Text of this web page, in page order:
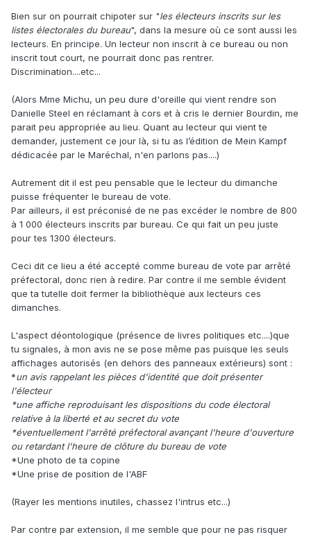
Bien sur on pourrait chipoter sur "les électeurs inscrits sur les
listes électorales du bureau", dans la mesure où ce sont aussi les
lecteurs. En principe. Un lecteur non inscrit à ce bureau ou non
inscrit tout court, ne pourrait donc pas rentrer.
Discrimination....etc...
(Alors Mme Michu, un peu dure d'oreille qui vient rendre son
Danielle Steel en réclamant à cors et à cris le dernier Bourdin, me
parait peu appropriée au lieu. Quant au lecteur qui vient te
demander, justement ce jour là, si tu as l’édition de Mein Kampf
dédicacée par le Maréchal, n'en parlons pas....)
Autrement dit il est peu pensable que le lecteur du dimanche
puisse fréquenter le bureau de vote.
Par ailleurs, il est préconisé de ne pas excéder le nombre de 800
à 1 000 électeurs inscrits par bureau. Ce qui fait un peu juste
pour tes 1300 électeurs.
Ceci dit ce lieu a été accepté comme bureau de vote par arrêté
préfectoral, donc rien à redire. Par contre il me semble évident
que ta tutelle doit fermer la bibliothèque aux lecteurs ces
dimanches.
L'aspect déontologique (présence de livres politiques etc....)que
tu signales, à mon avis ne se pose même pas puisque les seuls
affichages autorisés (en dehors des panneaux extérieurs) sont :
*un avis rappelant les pièces d'identité que doit présenter
l'électeur
*une affiche reproduisant les dispositions du code électoral
relative à la liberté et au secret du vote
*éventuellement l'arrêté préfectoral avançant l'heure d'ouverture
ou retardant l'heure de clôture du bureau de vote
*Une photo de ta copine
*Une prise de position de l'ABF
(Rayer les mentions inutiles, chassez l'intrus etc...)
Par contre par extension, il me semble que pour ne pas risquer